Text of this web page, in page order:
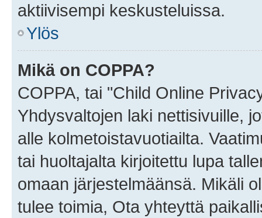
aktiivisempi keskusteluissa.
Ylös
Mikä on COPPA?
COPPA, tai "Child Online
Yhdysvaltojen laki nettisivuille,
alle kolmetoistavuotiailta.
tai huoltajalta kirjoitettu lupa
omaan järjestelmäänsä. Mikäli
tulee toimia, Ota yhteyttä